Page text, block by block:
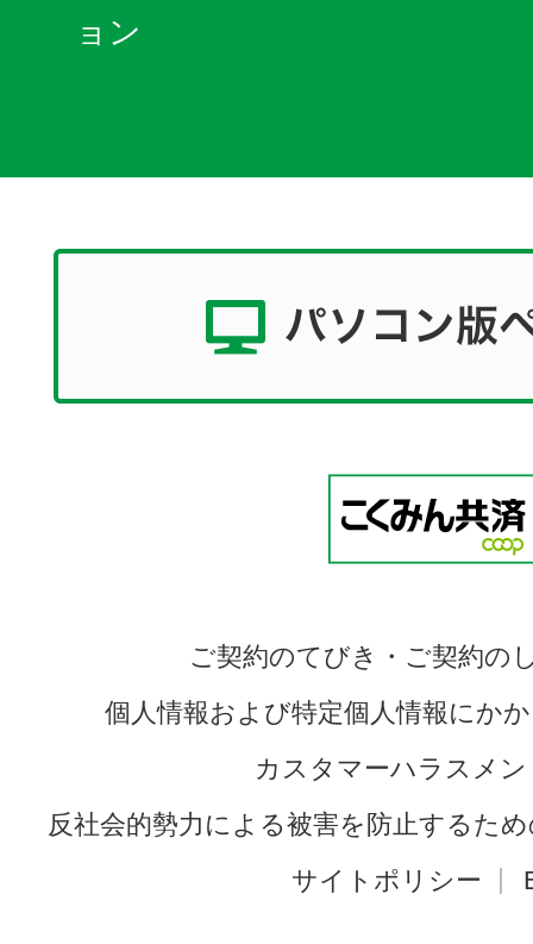
ョン
ご契約のてびき・ご契約の
個人情報および特定個人情報にか
カスタマーハラスメ
反社会的勢力による被害を防止するた
サイトポリシー